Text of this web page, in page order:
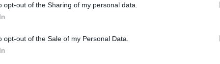
opt-out of the Sharing of my personal data.
opt-out of the Sale of my Personal Data.